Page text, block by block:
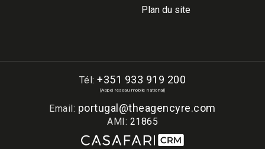
Plan du site
Tél:+351 933 919 200
(Appel réseau mobile national)
Email: portugal@theagencyre.com
AMI: 21865